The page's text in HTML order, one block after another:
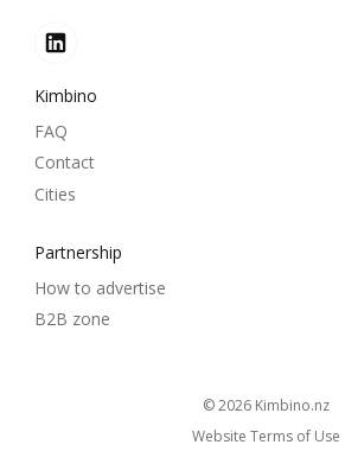
Kimbino
FAQ
Contact
Cities
Partnership
How to advertise
B2B zone
© 2026 kimbino.nz
Website Terms of Use